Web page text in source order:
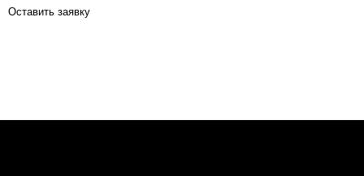
Оставить заявку